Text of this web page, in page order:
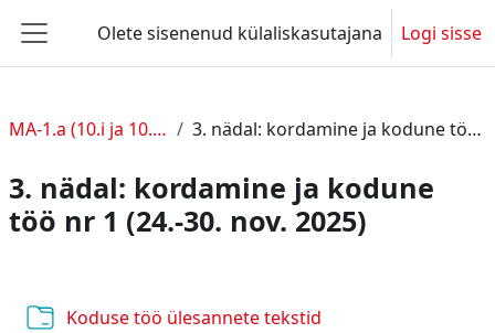
Küljepaneel
Olete sisenenud külaliskasutajana Logi sisse
MA-1.a (10.i ja 10.c kl), 2025/26 3. nädal: kordamine ja kodune töö nr 1 (24.-30. nov. 2025)
3. nädal: kordamine ja kodune
töö nr 1 (24.-30. nov. 2025)
Koduse töö ülesannete tekstid